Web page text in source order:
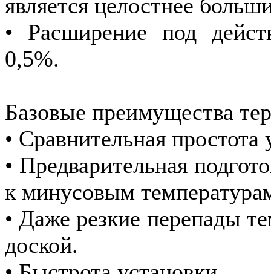
является целостнее
• Расширение под
0,5%.
Базовые преимущества
• Сравнительная простота
• Предварительная
к минусовым
• Даже резкие перепады
доской.